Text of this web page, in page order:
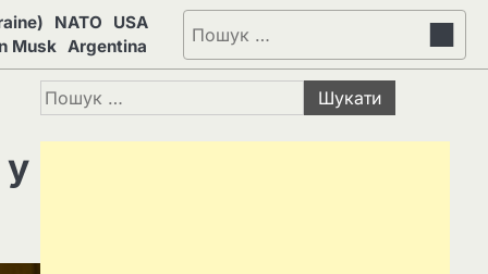
NATO
USA
Musk Argentina
Пошук:
Пошук: